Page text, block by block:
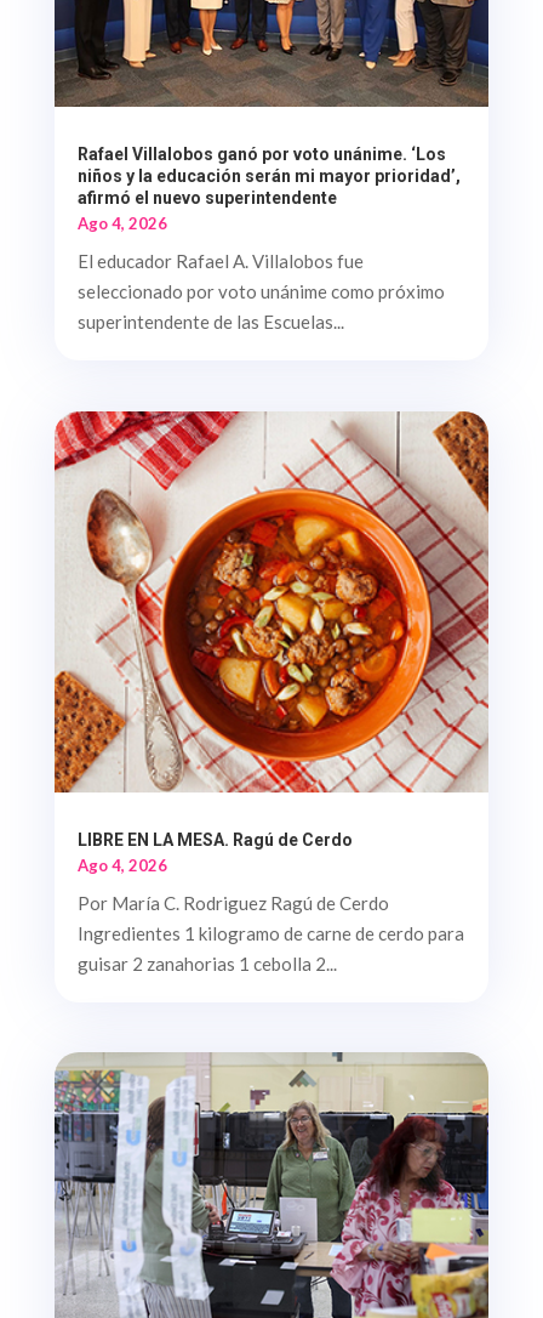
Rafael Villalobos ganó por voto unánime. ‘Los
niños y la educación serán mi mayor prioridad’,
afirmó el nuevo superintendente
Ago 4, 2026
El educador Rafael A. Villalobos fue
seleccionado por voto unánime como próximo
superintendente de las Escuelas...
LIBRE EN LA MESA. Ragú de Cerdo
Ago 4, 2026
Por María C. Rodriguez Ragú de Cerdo
Ingredientes 1 kilogramo de carne de cerdo para
guisar 2 zanahorias 1 cebolla 2...